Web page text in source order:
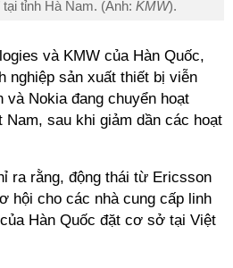
tỉnh Hà Nam. (Ảnh: KMW).
và KMW của Hàn Quốc,
nghiệp sản xuất thiết bị viễn
và Nokia đang chuyển hoạt
Nam, sau khi giảm dần các hoạt
ra rằng, động thái từ Ericsson
hội cho các nhà cung cấp linh
Hàn Quốc đặt cơ sở tại Việt